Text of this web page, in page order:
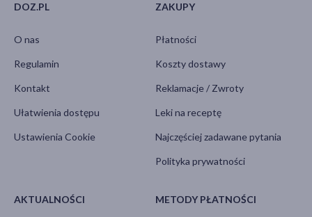
DOZ.PL
O nas
Regulamin
Kontakt
Ułatwienia dostępu
Ustawienia Cookie
ZAKUPY
Płatności
Koszty dostawy
Reklamacje / Zwroty
Leki na receptę
Najczęściej zadawane pytania
Polityka prywatności
AKTUALNOŚCI METODY PŁATNOŚCI